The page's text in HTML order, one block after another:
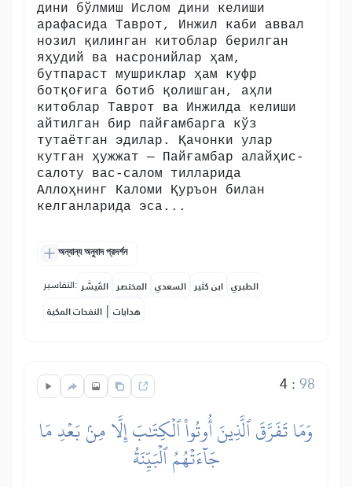
дини бўлмиш Ислом дини келиши
арафасида Таврот, Инжил каби аввал
нозил қилинган китоблар берилган
яҳудий ва насронийлар ҳам,
бутпараст мушриклар ҳам куфр
ботқоғига ботиб қолишган, аҳли
китоблар Таврот ва Инжилда келиши
айтилган бир пайғамбарга кўз
тутаётган эдилар. Қачонки улар
кутган ҳужжат — Пайғамбар алайҳис-
салоту вас-салом тилларида
Аллоҳнинг Каломи Қуръон билан
келганларида эса...
অন্যান্য অনুবাদ প্রদর্শন
التفاسير: المُيسَّر المختصر السعدي ابن كثير الطبري
النفحات المكية | هدايات
4:98
وَمَا تَفَرَّقَ ٱلَّذِينَ أُوتُواْ ٱلۡكِتَٰبَ إِلَّا مِنۢ بَعۡدِ مَا
جَآءَتۡهُمُ ٱلۡبَيِّنَةُ